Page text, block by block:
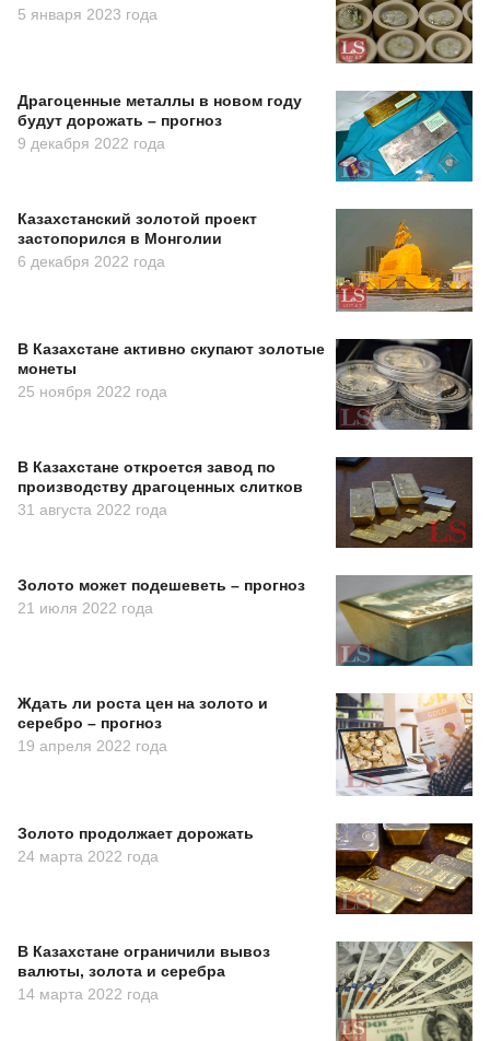
5 января 2023 года
Драгоценные металлы в новом году
будут дорожать – прогноз
9 декабря 2022 года
Казахстанский золотой проект
застопорился в Монголии
6 декабря 2022 года
В Казахстане активно скупают золотые
монеты
25 ноября 2022 года
В Казахстане откроется завод по
производству драгоценных слитков
31 августа 2022 года
Золото может подешеветь – прогноз
21 июля 2022 года
Ждать ли роста цен на золото и
серебро – прогноз
19 апреля 2022 года
Золото продолжает дорожать
24 марта 2022 года
В Казахстане ограничили вывоз
валюты, золота и серебра
14 марта 2022 года